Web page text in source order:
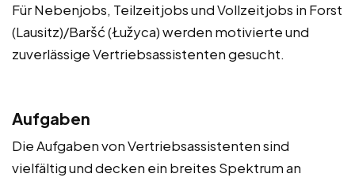
Für Nebenjobs, Teilzeitjobs und Vollzeitjobs in Forst
(Lausitz)/Baršć (Łužyca) werden motivierte und
zuverlässige Vertriebsassistenten gesucht.
Aufgaben
Die Aufgaben von Vertriebsassistenten sind
vielfältig und decken ein breites Spektrum an